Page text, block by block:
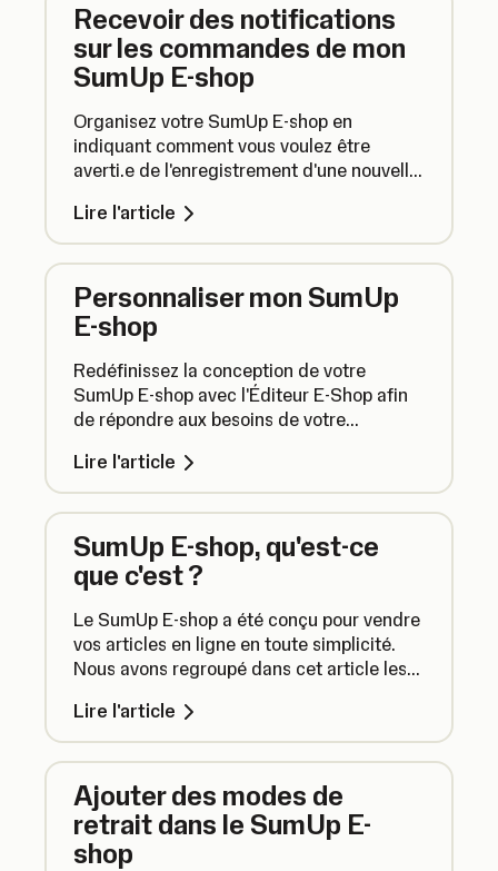
Recevoir des notifications
sur les commandes de mon
SumUp E-shop
Organisez votre SumUp E-shop en
indiquant comment vous voulez être
averti.e de l'enregistrement d'une nouvelle
des notifications push et par e-mail et
sélectionnez leurs destinataires.
Lire l'article
Personnaliser mon SumUp
E-shop
Redéfinissez la conception de votre
SumUp E-shop avec l'Éditeur E-Shop afin
de répondre aux besoins de votre
le style pour qu'ils correspondent à votre
marque, et en optimisant le
référencement.
Lire l'article
SumUp E-shop, qu'est-ce
que c'est ?
Le SumUp E-shop a été conçu pour vendre
vos articles en ligne en toute simplicité.
Nous avons regroupé dans cet article les
importantes sur l'utilisation de votre
SumUp E-shop.
Lire l'article
Ajouter des modes de
retrait dans le SumUp E-
shop